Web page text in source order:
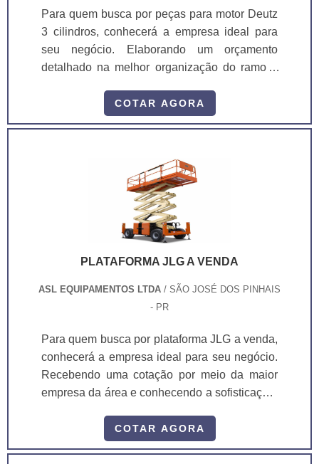
Para quem busca por peças para motor Deutz
3 cilindros, conhecerá a empresa ideal para
seu negócio. Elaborando um orçamento
detalhado na melhor organização do ramo e
Quando a busca é por peças para motor Deutz
3 cilindros, com a melhor mão de obra da ASL
INFORMAÇÕES SOBRE PEÇAS PARA
COTAR AGORA
PLATAFORMA JLG A VENDA
ASL EQUIPAMENTOS LTDA / SÃO JOSÉ DOS PINHAIS
- PR
Para quem busca por plataforma JLG a venda,
conhecerá a empresa ideal para seu negócio.
Recebendo uma cotação por meio da maior
empresa da área e conhecendo a sofisticação,
INFORMAÇÕES INTERESSANTES SOBRE
PLATAFORMA JLG A VENDA Se alguém
COTAR AGORA